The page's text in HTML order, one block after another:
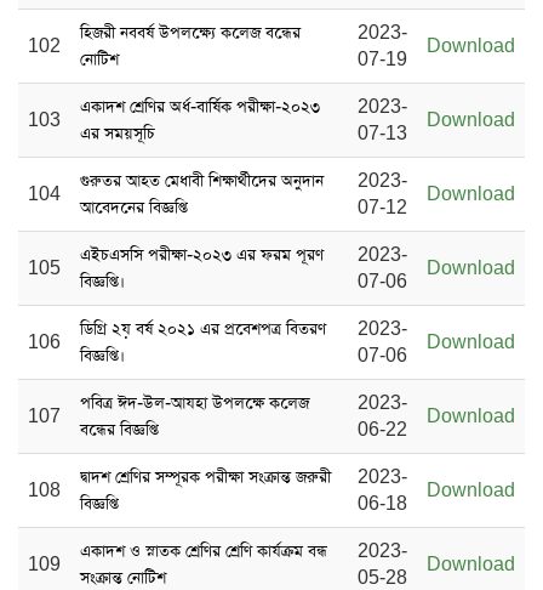
102
হিজরী নববর্ষ উপলক্ষ্যে কলেজ বন্ধের
নোটিশ
2023-
07-19
Download
103
একাদশ শ্রেণির অর্ধ-বার্ষিক পরীক্ষা-২০২৩
এর সময়সূচি
2023-
07-13
Download
104
গুরুতর আহত মেধাবী শিক্ষার্থীদের অনুদান
আবেদনের বিজ্ঞপ্তি
2023-
07-12
Download
105
এইচএসসি পরীক্ষা-২০২৩ এর ফরম পূরণ
বিজ্ঞপ্তি।
2023-
07-06
Download
106
ডিগ্রি ২য় বর্ষ ২০২১ এর প্রবেশপত্র বিতরণ
বিজ্ঞপ্তি।
2023-
07-06
Download
107
পবিত্র ঈদ-উল-আযহা উপলক্ষে কলেজ
বন্ধের বিজ্ঞপ্তি
2023-
06-22
Download
108
দ্বাদশ শ্রেণির সম্পূরক পরীক্ষা সংক্রান্ত জরুরী
বিজ্ঞপ্তি
2023-
06-18
Download
109
একাদশ ও স্নাতক শ্রেণির শ্রেণি কার্যক্রম বন্ধ
সংক্রান্ত নোটিশ
2023-
05-28
Download